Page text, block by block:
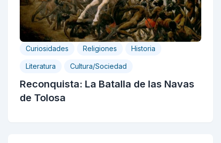
Curiosidades Religiones Historia
Literatura Cultura/Sociedad
Reconquista: La Batalla de las Navas
de Tolosa